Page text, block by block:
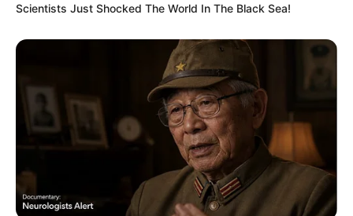
Scientists Just Shocked The World In The Black Sea!